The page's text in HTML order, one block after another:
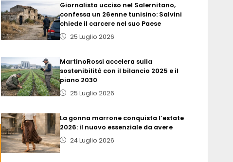
Giornalista ucciso nel Salernitano,
confessa un 26enne tunisino: Salvini
chiede il carcere nel suo Paese
25 Luglio 2026
MartinoRossi accelera sulla
sostenibilità con il bilancio 2025 e il
piano 2030
25 Luglio 2026
La gonna marrone conquista l’estate
2026: il nuovo essenziale da avere
24 Luglio 2026